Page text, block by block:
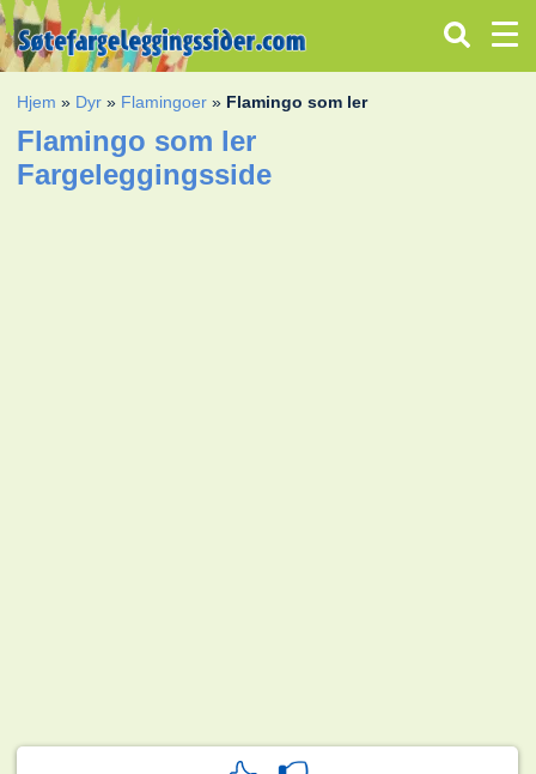
Hjem » Dyr » Flamingoer » Flamingo som ler
Flamingo som ler
Fargeleggingsside